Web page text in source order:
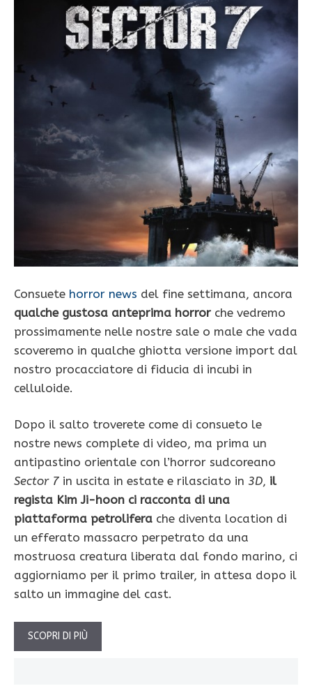
Consuete horror news del fine settimana, ancora
qualche gustosa anteprima horror che vedremo
prossimamente nelle nostre sale o male che vada
scoveremo in qualche ghiotta versione import dal
nostro procacciatore di fiducia di incubi in
celluloide.
Dopo il salto troverete come di consueto le
nostre news complete di video, ma prima un
antipastino orientale con l’horror sudcoreano
Sector 7 in uscita in estate e rilasciato in 3D, il
regista Kim Ji-hoon ci racconta di una
piattaforma petrolifera che diventa location di
un efferato massacro perpetrato da una
mostruosa creatura liberata dal fondo marino, ci
aggiorniamo per il primo trailer, in attesa dopo il
salto un immagine del cast.
SCOPRI DI PIÙ